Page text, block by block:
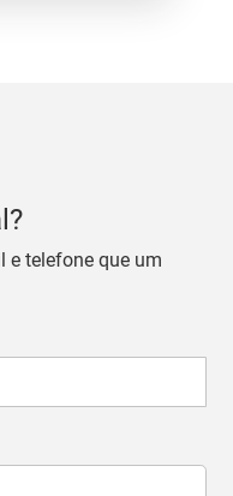
e telefone que um